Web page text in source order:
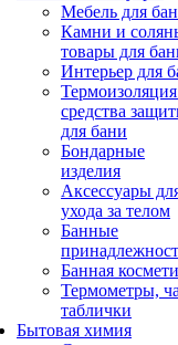
Мебель для
Камни и
товары для
Интерьер для
средства
для бани
Бондарные
изделия
Аксеcсуары
ухода за телом
Банные
Банная
Термометры,
таблички
Бытовая химия